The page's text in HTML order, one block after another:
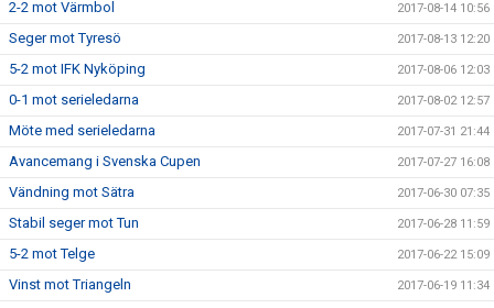
2-2 mot Värmbol 2017-08-14 10:56
Seger mot Tyresö 2017-08-13 12:20
5-2 mot IFK Nyköping 2017-08-06 12:03
0-1 mot serieledarna 2017-08-02 12:57
Möte med serieledarna 2017-07-31 21:44
Avancemang i Svenska Cupen 2017-07-27 16:08
Vändning mot Sätra 2017-06-30 07:35
Stabil seger mot Tun 2017-06-28 11:59
5-2 mot Telge 2017-06-22 15:09
Vinst mot Triangeln 2017-06-19 11:34